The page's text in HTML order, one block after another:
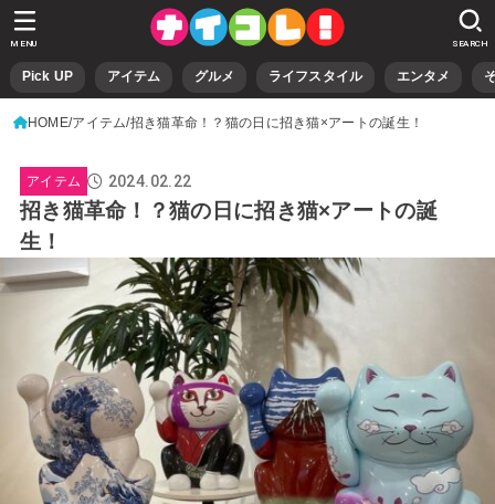
Pick UP アイテム グルメ ライフスタイル エンタメ
SEARCH
MENU
HOME アイテム 招き猫革命！？猫の日に招き猫×アートの誕生！
アイテム 2024.02.22
招き猫革命！？猫の日に招き猫×アートの誕
生！